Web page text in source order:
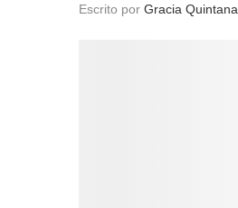
Escrito por Gracia Quintana